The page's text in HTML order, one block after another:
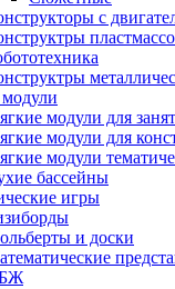
с
модули для
модули для
модули
бассейны
игры
и доски